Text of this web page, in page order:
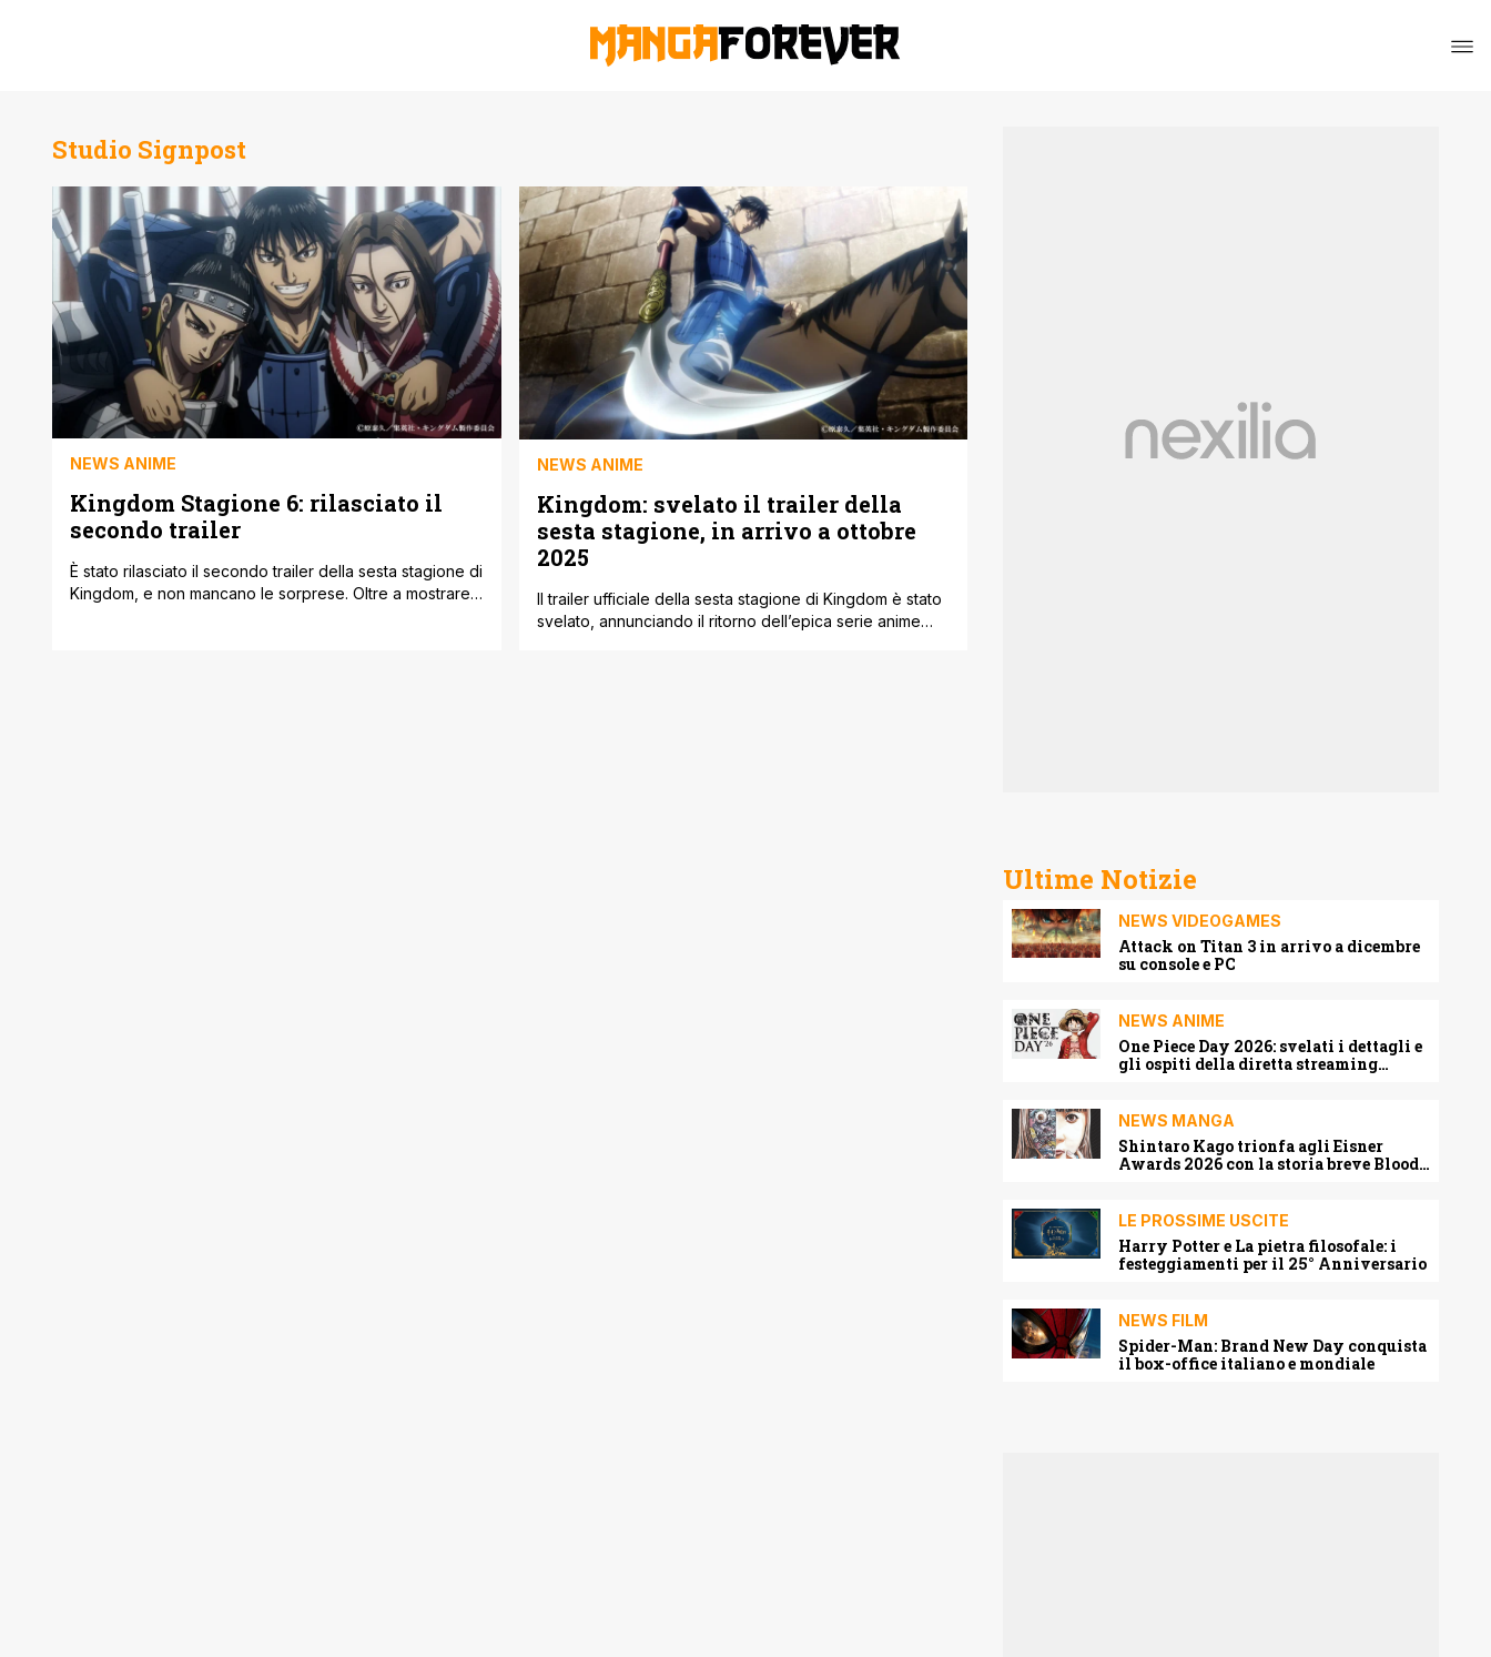
Studio Signpost
NEWS ANIME
Kingdom Stagione 6: rilasciato il
secondo trailer
È stato rilasciato il secondo trailer della sesta stagione di
Kingdom, e non mancano le sorprese. Oltre a mostrare
NEWS ANIME
Kingdom: svelato il trailer della
sesta stagione, in arrivo a ottobre
2025
Il trailer ufficiale della sesta stagione di Kingdom è stato
svelato, annunciando il ritorno dell’epica serie anime
Ultime Notizie
NEWS VIDEOGAMES
Attack on Titan 3 in arrivo a dicembre
su console e PC
NEWS ANIME
One Piece Day 2026: svelati i dettagli e
gli ospiti della diretta streaming
NEWS MANGA
Shintaro Kago trionfa agli Eisner
Awards 2026 con la storia breve Blood
LE PROSSIME USCITE
Harry Potter e La pietra filosofale: i
festeggiamenti per il 25° Anniversario
NEWS FILM
Spider-Man: Brand New Day conquista
il box-office italiano e mondiale